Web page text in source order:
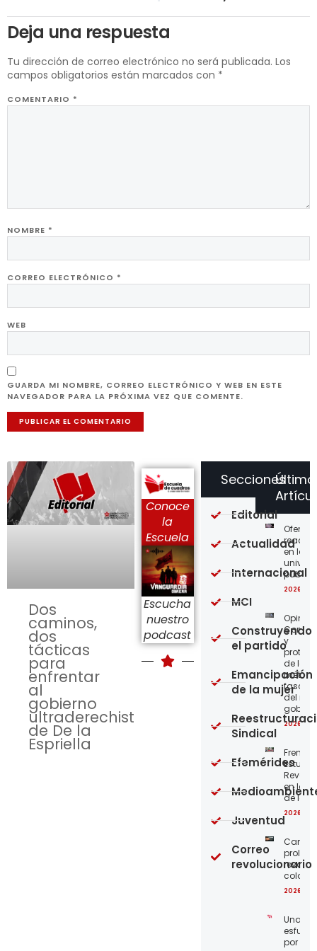
Deja una respuesta
Tu dirección de correo electrónico no será publicada. Los
campos obligatorios están marcados con *
COMENTARIO *
NOMBRE *
CORREO ELECTRÓNICO *
WEB
GUARDA MI NOMBRE, CORREO ELECTRÓNICO Y WEB EN ESTE
NAVEGADOR PARA LA PRÓXIMA VEZ QUE COMENTE.
Dos
caminos,
dos
tácticas
para
enfrentar
al
gobierno
ultraderechista
de De la
Espriella
Conoce
la
Escuela
Escucha
nuestro
podcast
en las
2026-
y
de los
del
2026-
Frente
en la
de los
2026-
Carta
2026-
por el
Secciones
Editorial
Actualidad
Internacional
MCI
Construyendo
el partido
Emancipación
de la mujer
Sindical
Efemérides
Juventud
Correo
revolucionario